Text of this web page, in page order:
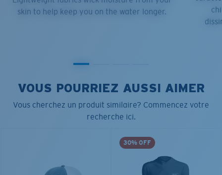
skin to help keep you on the water longer.
VOUS POURRIEZ AUSSI AIMER
Vous cherchez un produit similaire? Commencez votre
recherche ici.
30% OFF